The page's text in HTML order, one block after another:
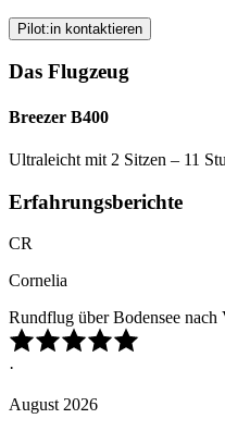
Pilot:in kontaktieren
Das Flugzeug
Breezer B400
Ultraleicht mit 2 Sitzen – 11
Erfahrungsberichte
CR
Cornelia
Rundflug über Bodensee nach
·
August 2026